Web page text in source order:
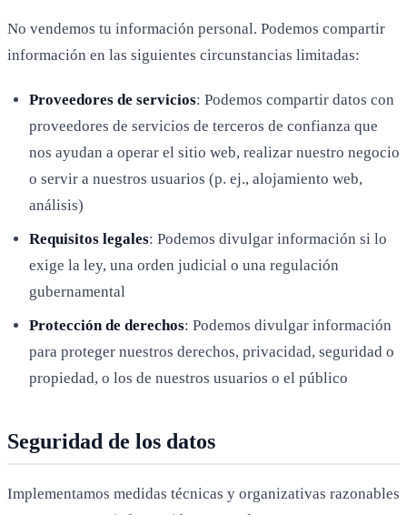
No vendemos tu información personal. Podemos compartir
información en las siguientes circunstancias limitadas:
Proveedores de servicios: Podemos compartir datos con
proveedores de servicios de terceros de confianza que
nos ayudan a operar el sitio web, realizar nuestro negocio
o servir a nuestros usuarios (p. ej., alojamiento web,
análisis)
Requisitos legales: Podemos divulgar información si lo
exige la ley, una orden judicial o una regulación
gubernamental
Protección de derechos: Podemos divulgar información
para proteger nuestros derechos, privacidad, seguridad o
propiedad, o los de nuestros usuarios o el público
Seguridad de los datos
Implementamos medidas técnicas y organizativas razonables